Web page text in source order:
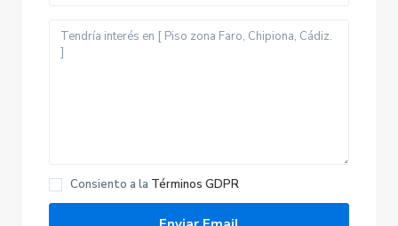
Consiento a la Términos GDPR